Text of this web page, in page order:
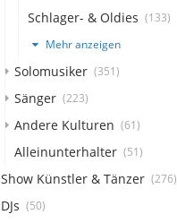
Schlager- & Oldies (133)
Mehr anzeigen
Solomusiker (351)
Sänger (223)
Andere Kulturen (61)
Alleinunterhalter (51)
Show Künstler & Tänzer (276)
DJs (50)